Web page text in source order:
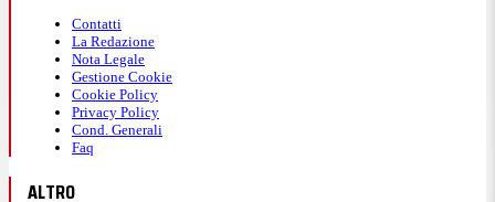
Contatti
La Redazione
Nota Legale
Gestione Cookie
Cookie Policy
Privacy Policy
Cond. Generali
Faq
ALTRO